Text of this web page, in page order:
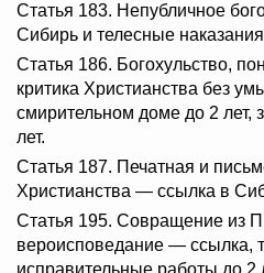
Статья 183. Непубличное
Сибирь и телесные
Статья 186. Богохульство,
критика Христианства без
смирительном доме до 2 лет,
лет.
Статья 187. Печатная и
Христианства — ссылка в
Статья 195. Совращение из
вероисповедание — ссылка,